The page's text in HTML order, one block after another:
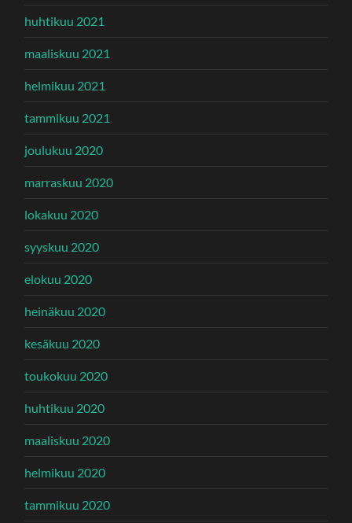
huhtikuu 2021
maaliskuu 2021
helmikuu 2021
tammikuu 2021
joulukuu 2020
marraskuu 2020
lokakuu 2020
syyskuu 2020
elokuu 2020
heinäkuu 2020
kesäkuu 2020
toukokuu 2020
huhtikuu 2020
maaliskuu 2020
helmikuu 2020
tammikuu 2020